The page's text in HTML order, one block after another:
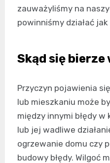
zauważyliśmy na
powinniśmy działać
Skąd się bierze
Przyczyn pojawienia
lub mieszkaniu może
między innymi błędy
lub jej wadliwe
ogrzewanie domu czy
budowy błędy. Wilgoć